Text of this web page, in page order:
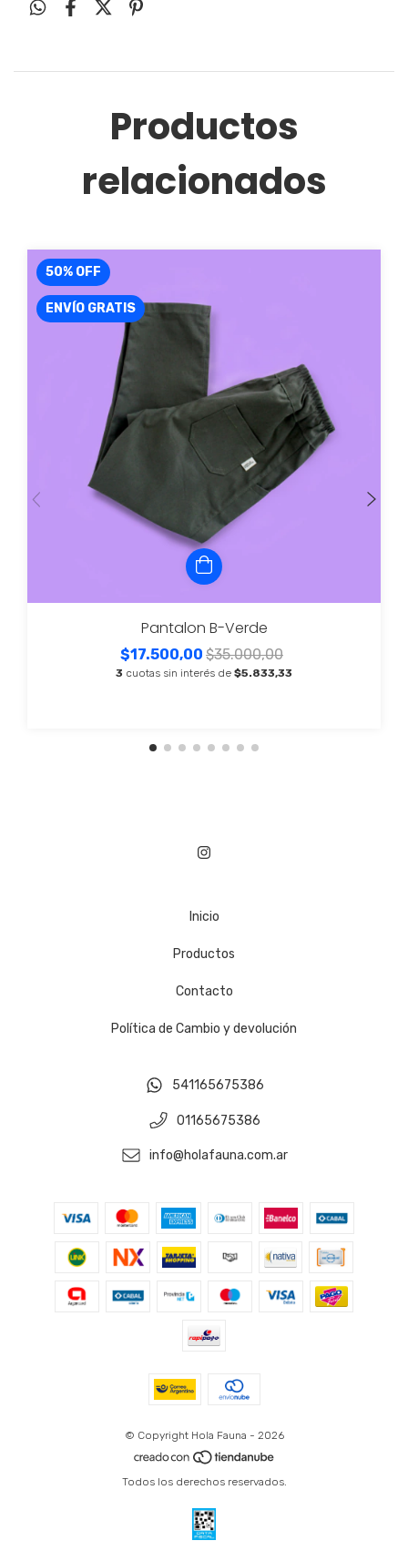
Productos
relacionados
50% OFF
ENVÍO GRATIS
Pantalon B-Verde
$17.500,00 $35.000,00
3 cuotas sin interés de $5.833,33
Inicio
Productos
Contacto
Política de Cambio y devolución
541165675386
01165675386
info@holafauna.com.ar
© Copyright Hola Fauna - 2026
Todos los derechos reservados.